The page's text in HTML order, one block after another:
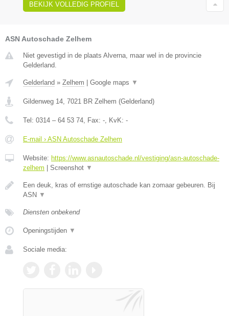
BEKIJK VOLLEDIG PROFIEL
ASN Autoschade Zelhem
Niet gevestigd in de plaats Alverna, maar wel in de provincie
Gelderland.
Gelderland » Zelhem Google maps ▼
Gildenweg 14, 7021 BR Zelhem (Gelderland)
Tel: 0314 – 64 53 74, Fax: -, KvK: -
E-mail › ASN Autoschade Zelhem
Website: https://www.asnautoschade.nl/vestiging/asn-autoschade-
zelhem
Screenshot ▼
Een deuk, kras of ernstige autoschade kan zomaar gebeuren. Bij
ASN ▼
Diensten onbekend
Openingstijden ▼
Sociale media: